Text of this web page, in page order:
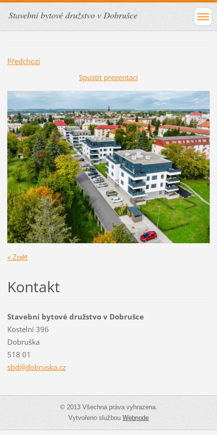
Stavební bytové družstvo v Dobrušce
Předchozí
Spustit prezentaci
« Zpět
Kontakt
Stavební bytové družstvo v Dobrušce
Kostelní 396
Dobruška
518 01
sbd@dobruska.cz
© 2013 Všechna práva vyhrazena.
Vytvořeno službouWebnode